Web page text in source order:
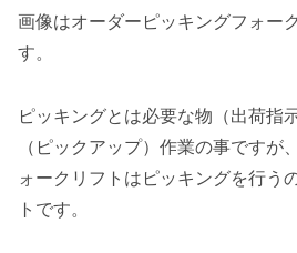
画像はオーダーピッキングフォー
す。
ピッキングとは必要な物（出荷指
（ピックアップ）作業の事ですが
ォークリフトはピッキングを行う
トです。